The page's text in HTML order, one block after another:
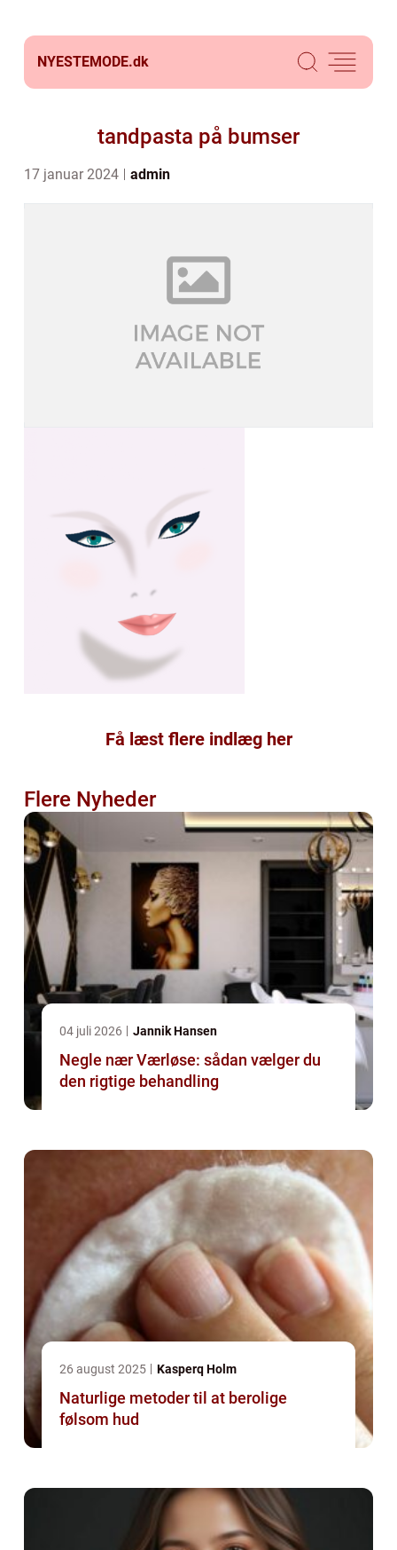
NYESTEMODE.dk
tandpasta på bumser
17 januar 2024 admin
Få læst flere indlæg her
Flere Nyheder
04 juli 2026 Jannik Hansen
Negle nær Værløse: sådan vælger du
den rigtige behandling
26 august 2025 Kasperq Holm
Naturlige metoder til at berolige
følsom hud